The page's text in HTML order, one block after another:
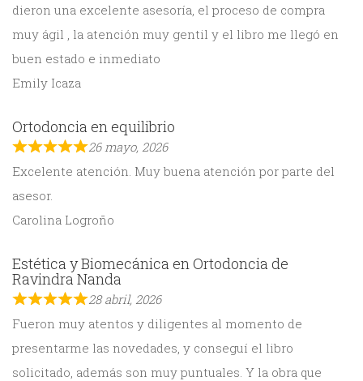
dieron una excelente asesoría, el proceso de compra
muy ágil , la atención muy gentil y el libro me llegó en
buen estado e inmediato
Emily Icaza
Ortodoncia en equilibrio
26 mayo, 2026
Excelente atención. Muy buena atención por parte del
asesor.
Carolina Logroño
Estética y Biomecánica en Ortodoncia de
Ravindra Nanda
28 abril, 2026
Fueron muy atentos y diligentes al momento de
presentarme las novedades, y conseguí el libro
solicitado, además son muy puntuales. Y la obra que